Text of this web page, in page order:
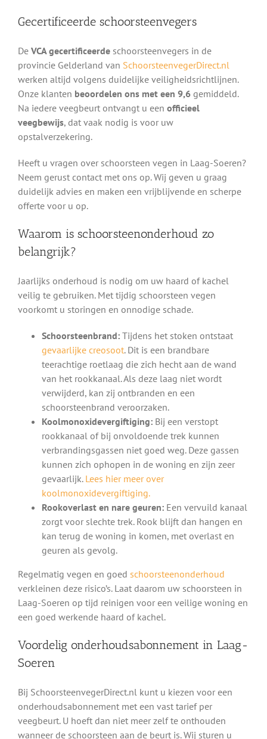
Gecertificeerde schoorsteenvegers
De VCA gecertificeerdeschoorsteenvegers in de
provincie Gelderland van SchoorsteenvegerDirect.nl
werken altijd volgens duidelijke veiligheidsrichtlijnen.
Onze klanten beoordelen ons met een 9,6gemiddeld.
Na iedere veegbeurt ontvangt u een officieel
veegbewijs, dat vaak nodig is voor uw
opstalverzekering.
Heeft u vragen over schoorsteen vegen in Laag-Soeren?
Neem gerust contact met ons op. Wij geven u graag
duidelijk advies en maken een vrijblijvende en scherpe
offerte voor u op.
Waarom is schoorsteenonderhoud zo
belangrijk?
Jaarlijks onderhoud is nodig om uw haard of kachel
veilig te gebruiken. Met tijdig schoorsteen vegen
voorkomt u storingen en onnodige schade.
Schoorsteenbrand:Tijdens het stoken ontstaat
gevaarlijke creosoot. Dit is een brandbare
teerachtige roetlaag die zich hecht aan de wand
van het rookkanaal. Als deze laag niet wordt
verwijderd, kan zij ontbranden en een
schoorsteenbrand veroorzaken.
Koolmonoxidevergiftiging:Bij een verstopt
rookkanaal of bij onvoldoende trek kunnen
verbrandingsgassen niet goed weg. Deze gassen
kunnen zich ophopen in de woning en zijn zeer
gevaarlijk. Lees hier meer over
koolmonoxidevergiftiging.
Rookoverlast en nare geuren:Een vervuild kanaal
zorgt voor slechte trek. Rook blijft dan hangen en
kan terug de woning in komen, met overlast en
geuren als gevolg.
Regelmatig vegen en goed schoorsteenonderhoud
verkleinen deze risico’s. Laat daarom uw schoorsteen in
Laag-Soeren op tijd reinigen voor een veilige woning en
een goed werkende haard of kachel.
Voordelig onderhoudsabonnement in Laag-
Soeren
Bij SchoorsteenvegerDirect.nl kunt u kiezen voor een
onderhoudsabonnement met een vast tarief per
veegbeurt. U hoeft dan niet meer zelf te onthouden
wanneer de schoorsteen aan de beurt is. Wij sturen u